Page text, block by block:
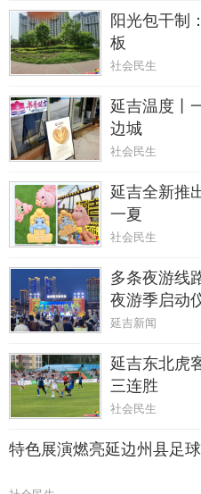
阳光包干制
板
社会民生
延吉温度丨
边城
社会民生
延吉全新推
一夏
社会民生
多条夜游线
夜游季启动
延吉新闻
延吉东北虎
三连胜
社会民生
特色展演燃亮延边州县足